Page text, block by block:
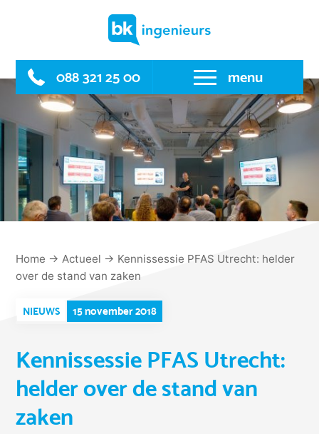
088 321 25 00 menu
Home →Actueel → Kennissessie PFAS Utrecht: helder
over de stand van zaken
NIEUWS 15 november 2018
Kennissessie PFAS Utrecht:
helder over de stand van
zaken